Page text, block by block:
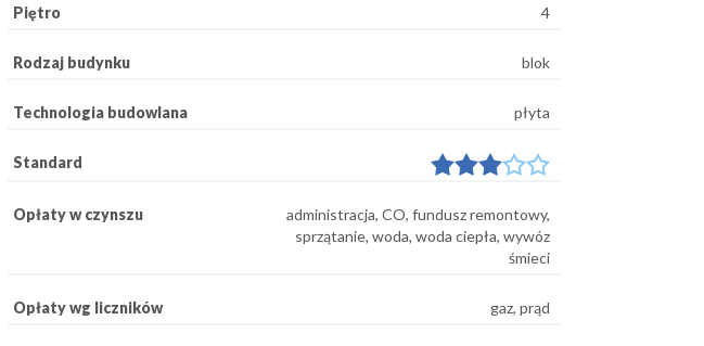
Piętro 4
Rodzaj budynku blok
Technologia budowlana płyta
Standard
Opłaty w czynszu
administracja, CO, fundusz remontowy,
sprzątanie, woda, woda ciepła, wywóz
śmieci
Opłaty wg liczników gaz, prąd